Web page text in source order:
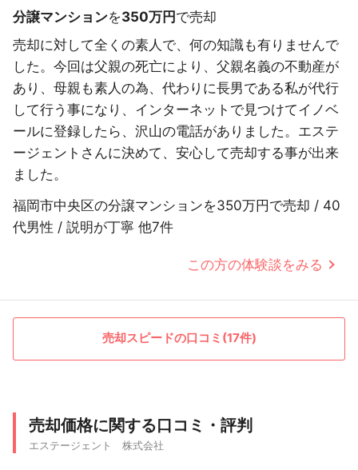
分譲マンションを350万円で売却
売却に対して全くの素人で、何の知識も有りませんで
した。今回は父親の死亡により、父親名義の不動産が
あり、母親も素人の為、代わりに長男である私が代行
して行う事になり、インターネットで見つけてイノベ
ールに登録したら、沢山の電話がありました。エステ
ージェントさんに決めて、安心して売却する事が出来
ました。
福岡市中央区の分譲マンションを350万円で売却 / 40
代男性 / 説明が丁寧 他7件
この方の体験談をみる
売却スピードの口コミ(17件)
売却価格に関する口コミ・評判
エステージェント 株式会社